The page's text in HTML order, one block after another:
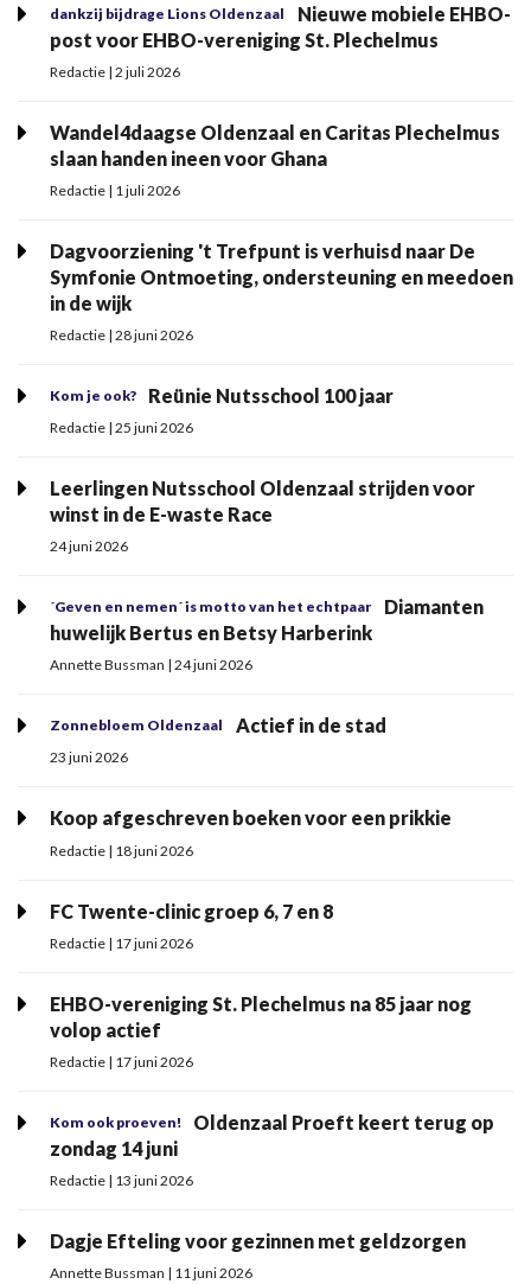
dankzij bijdrage Lions Oldenzaal
Nieuwe mobiele EHBO-
post voor EHBO-vereniging St. Plechelmus
Redactie | 2 juli 2026
Wandel4daagse Oldenzaal en Caritas Plechelmus
slaan handen ineen voor Ghana
Redactie | 1 juli 2026
Dagvoorziening 't Trefpunt is verhuisd naar De
Symfonie Ontmoeting, ondersteuning en meedoen
in de wijk
Redactie | 28 juni 2026
Kom je ook? Reünie Nutsschool 100 jaar
Redactie | 25 juni 2026
Leerlingen Nutsschool Oldenzaal strijden voor
winst in de E-waste Race
24 juni 2026
´Geven en nemen´ is motto van het echtpaar
Diamanten
huwelijk Bertus en Betsy Harberink
Annette Bussman | 24 juni 2026
Zonnebloem Oldenzaal Actief in de stad
23 juni 2026
Koop afgeschreven boeken voor een prikkie
Redactie | 18 juni 2026
FC Twente-clinic groep 6, 7 en 8
Redactie | 17 juni 2026
EHBO-vereniging St. Plechelmus na 85 jaar nog
volop actief
Redactie | 17 juni 2026
Kom ook proeven!
Oldenzaal Proeft keert terug op
zondag 14 juni
Redactie | 13 juni 2026
Dagje Efteling voor gezinnen met geldzorgen
Annette Bussman | 11 juni 2026